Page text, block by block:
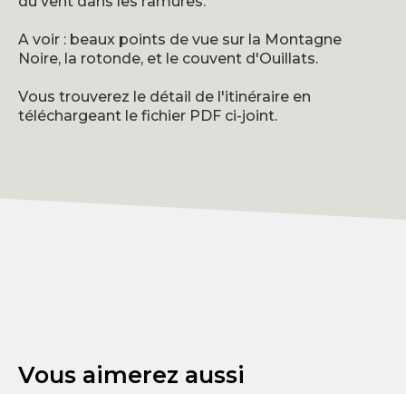
A voir : beaux points de vue sur la Montagne
Noire, la rotonde, et le couvent d'Ouillats.
Vous trouverez le détail de l'itinéraire en
téléchargeant le fichier PDF ci-joint.
Vous aimerez aussi